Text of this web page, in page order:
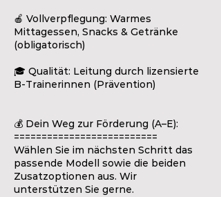
🍎 Vollverpflegung: Warmes
Mittagessen, Snacks & Getränke
(obligatorisch)
🎓 Qualität: Leitung durch lizensierte
B-Trainerinnen (Prävention)
💰 Dein Weg zur Förderung (A–E):
==========================
Wählen Sie im nächsten Schritt das
passende Modell sowie die beiden
Zusatzoptionen aus. Wir
unterstützen Sie gerne.